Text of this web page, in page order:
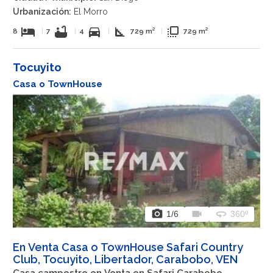
Urbanización: El Morro
8 hotel 7 bathtub 4 directions_car square_foot 729 m² flip_to_front 729 m²
Tocuyito
Casa o TownHouse
photo_camera 1/6 videocam 360 360º
En Venta Casa o TownHouse Safari Country
Club, Tocuyito, Libertador, Carabobo, VEN